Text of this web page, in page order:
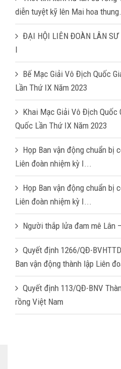
diễn tuyệt kỹ lên Mai hoa thung.
ĐẠI HỘI LIÊN ĐOÀN LÂN SƯ
I
Bế Mạc Giải Vô Địch Quốc
Lần Thứ IX Năm 2023
Khai Mạc Giải Vô Địch Quốc
Quốc Lần Thứ IX Năm 2023
Họp Ban vận động chuẩn bị
Liên đoàn nhiệm kỳ I...
Họp Ban vận động chuẩn bị
Liên đoàn nhiệm kỳ I...
Người thắp lửa đam mê Lân
Quyết định 1266/QĐ-
Ban vận động thành lập Liên
Quyết định 113/QĐ-BNV
rồng Việt Nam